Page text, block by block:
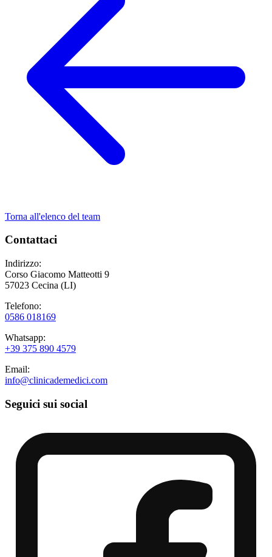
Torna all'elenco del team
Contattaci
Indirizzo:
Corso Giacomo Matteotti 9
57023 Cecina (LI)
Telefono:
0586 018169
Whatsapp:
+39 375 890 4579
Email:
info@clinicademedici.com
Seguici sui social